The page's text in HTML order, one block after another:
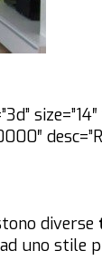
diverse
uno stile